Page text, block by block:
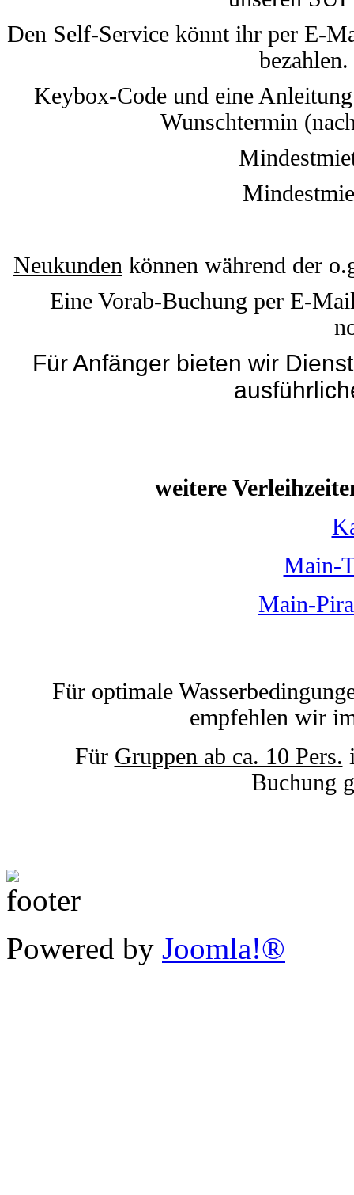
Den Self-Service könnt ihr per E-
Keybox-Code und eine
Wunschtermin
Neukunden können während der
Eine Vorab-Buchung per E-
Für Anfänger bieten wir
weitere
Main-
Main-
Für optimale
empfehlen wir
Für Gruppen ab ca. 10 Pers.
Buchung
Powered by Joomla!®